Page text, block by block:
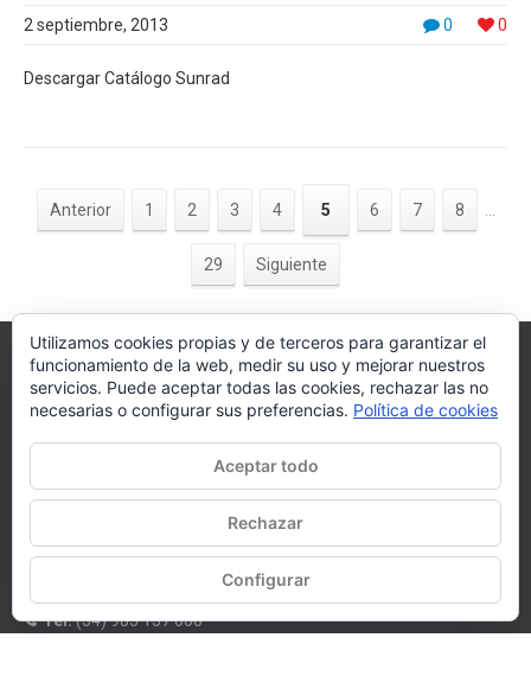
0 0
2 septiembre, 2013
Descargar Catálogo Sunrad
Anterior 1 2 3 4 5 6 7 8 ...
29 Siguiente
Villagra.es
mercado de la climatización y edificación.
Nuestro objetivo es conseguir la mejor instalación posible, la más
óptima, la de mejor calidad y la que de al usuario final la mejor
experiencia y calidad de vida.
Tel:(34) 983 157 000
Utilizamos cookies propias y de terceros para garantizar el
funcionamiento de la web, medir su uso y mejorar nuestros
servicios. Puede aceptar todas las cookies, rechazar las no
necesarias o configurar sus preferencias. Política de cookies
Aceptar todo
Rechazar
Configurar